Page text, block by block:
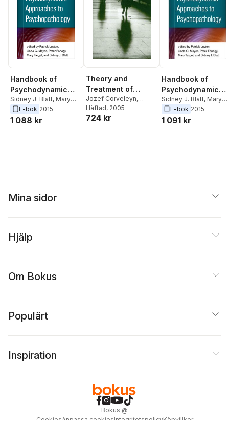
Handbook of
Psychodynamic
Approaches to
Psychopathology
Sidney J. Blatt, Mary
Target,Peter Fonagy
Linda C. Mayes
E-bok 2015
1 088 kr
Theory and
Treatment of
Depression
Jozef Corveleyn,
Patrick Luyten
J. Blatt,Hilde Lens-
Häftad, 2005
724 kr
Handbook of
Psychodynamic
Approaches to
Psychopathology
Sidney J. Blatt, Mary
Target,Peter Fonagy
Linda C. Mayes
E-bok 2015
1 091 kr
Mina sidor
Hjälp
Om Bokus
Populärt
Inspiration
Bokus @
Cookies Anpassa cookiesIntegritetspolicyKöpvillkor